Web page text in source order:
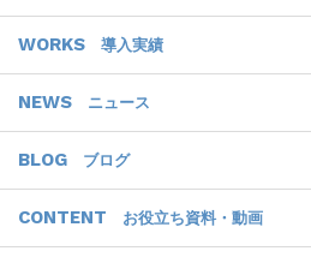
WORKS 導入実績
NEWS ニュース
BLOG ブログ
CONTENT お役立ち資料・動画